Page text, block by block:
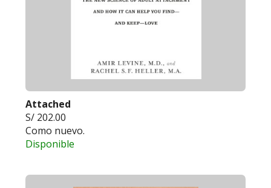
Attached
S/ 202.00
Como nuevo.
Disponible